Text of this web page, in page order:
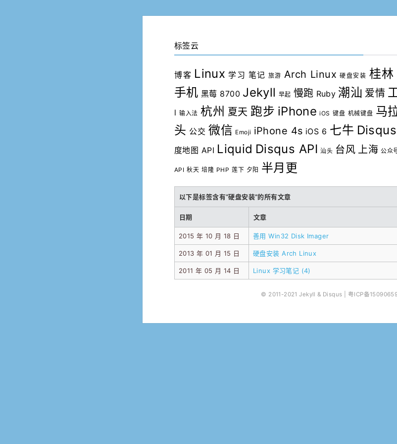
标签云
博客 Linux 学习 笔记 旅游 Arch Linux 硬盘安装 桂林
手机 黑莓 8700 Jekyll 早起 慢跑 Ruby 潮汕 爱情
l 输入法 杭州 夏天 跑步 iPhone iOS 键盘 机械键盘 马
头 公交 微信 Emoji iPhone 4s iOS 6 七牛 Disqus
度地图 API Liquid Disqus API 汕头 台风 上海 公众
API 秋天 培隆 PHP 莲下 夕阳 半月更
以下是标签含有“硬盘安装”的所有文章
日期 文章
2015 年 10 月 18 日 善用 Win32 Disk Imager
2013 年 01 月 15 日 硬盘安装 Arch Linux
2011 年 05 月 14 日 Linux 学习笔记 (4)
© 2011-2021 Jekyll & Disqus | 粤ICP备